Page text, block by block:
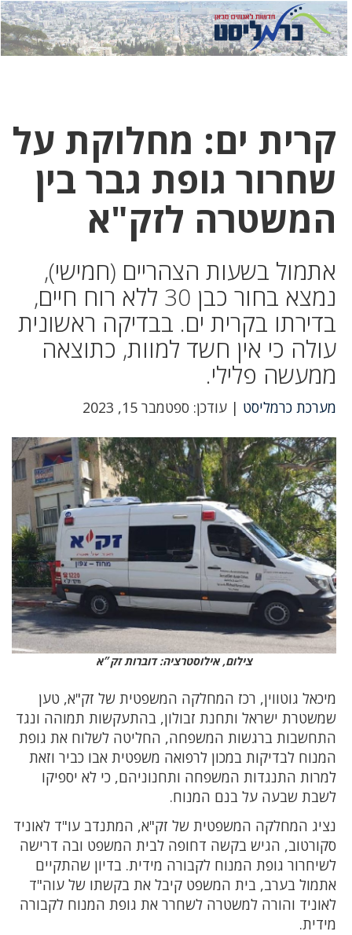
לחץ
כאן
לחץ
כדי
קרית ים: מחלוקת על
שחרור גופת גבר בין
המשטרה לזק"א
אתמול בשעות הצהריים (חמישי),
נמצא בחור כבן 30 ללא רוח חיים,
בדירתו בקרית ים. בבדיקה ראשונית
עולה כי אין חשד למוות, כתוצאה
ממעשה פלילי.
מערכת כרמליסט | עודכן: ספטמבר 15, 2023
צילום, אילוסטרציה: דוברות זק״א
מיכאל גוטווין, רכז המחלקה המשפטית של זק"א, טען
שמשטרת ישראל ותחנת זבולון, בהתעקשות תמוהה ונגד
התחשבות ברגשות המשפחה, החליטה לשלוח את גופת
המנוח לבדיקות במכון לרפואה משפטית אבו כביר וזאת
למרות התנגדות המשפחה ותחנוניהם, כי לא יספיקו
לשבת שבעה על בנם המנוח.
נציג המחלקה המשפטית של זק"א, המתנדב עו"ד לאוניד
סקורטוב, הגיש בקשה דחופה לבית המשפט ובה דרישה
לשיחרור גופת המנוח לקבורה מידית. בדיון שהתקיים
אתמול בערב, בית המשפט קיבל את בקשתו של עוה"ד
לאוניד והורה למשטרה לשחרר את גופת המנוח לקבורה
מידית.